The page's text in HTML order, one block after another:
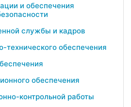
и обеспечения
службы и кадров
технического обеспечения
обеспечения
контрольной работы